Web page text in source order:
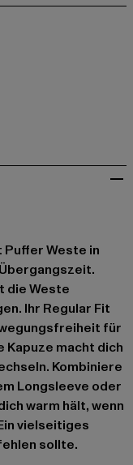
Puffer Weste in
die Weste
Ihr Regular Fit
für
Kapuze macht dich
Kombiniere
Longsleeve oder
warm hält, wenn
vielseitiges
sollte.